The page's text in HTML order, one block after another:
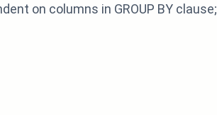
on columns in GROUP BY clause;